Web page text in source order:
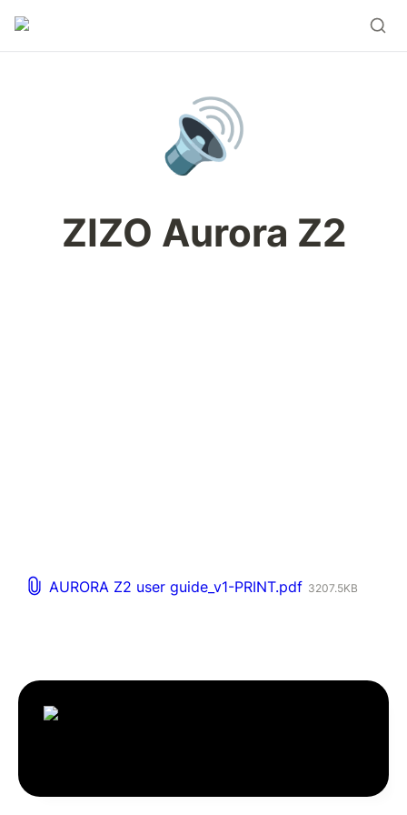
🔊
ZIZO Aurora Z2
AURORA Z2 user guide_v1-PRINT.pdf 3207.5KB